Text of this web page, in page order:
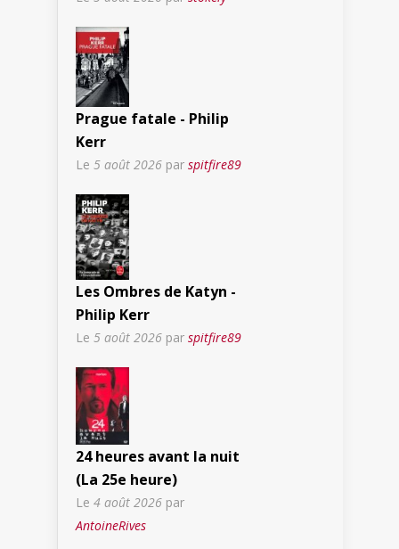
Prague fatale - Philip
Kerr
Le 5 août 2026 par spitfire89
Les Ombres de Katyn -
Philip Kerr
Le 5 août 2026 par spitfire89
24 heures avant la nuit
(La 25e heure)
Le 4 août 2026 par
AntoineRives